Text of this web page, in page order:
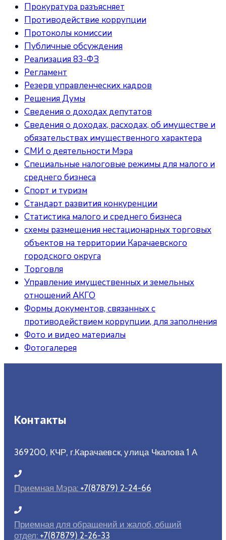
Прокуратура разъясняет
Противодействие коррупции
Протоколы комиссии
Публичные обсуждения
Реализация 83-ФЗ
Регламент
Резерв управленческих кадров
Решения Думы
Сведения о доходах депутатов
Сведения о доходах, расходах, об имуществе и
обязательствах имущественного характера
СМИ о деятельности Мэра
Специальные налоговые режимы для малого и
среднего бизнеса
Спорт и туризм
Стандарт развития конкуренции
Статистика малого и среднего бизнеса
схемы размещения нестационарных торговых
объектов на территории Карачаевского
городского округа
Торговля
Управление имущественных и земельных
отношений АКГО
Формы документов, связанных с
противодействием коррупции, для заполнения
Фото и видео материалы
Фотогалерея
Контакты
369200, КЧР, г.Карачаевск, улица Чкалова 1 А
Приемная Мэра: +7(87879) 2-24-66
Приемная для обращений и жалоб, общий
отдел: +7(87879) 2-26-33